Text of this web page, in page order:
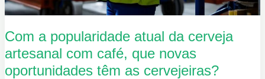
Com a popularidade atual da cerveja
artesanal com café, que novas
oportunidades têm as cervejeiras?